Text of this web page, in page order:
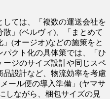
ては、「複数の運送会社を
」(ベルヴィ)、「まとめて
(オージオ)などの施策をと
クト化の具体策では、「ひ
ージのサイズ設計や同じスペ
設計など、物流効率を考慮
ール便の導入準備」(ヤマサ
しながら、梱包サイズの見